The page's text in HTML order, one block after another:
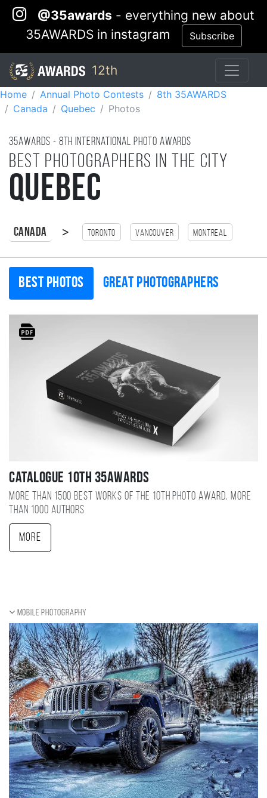
@35awards - everything new about
35AWARDS in instagram
Subscribe
12th
Home Annual Photo Contests
8th 35AWARDS
Canada
Quebec Photos
35AWARDS - 8TH international photo awards
Best photographers in the city
Quebec
Canada > Toronto Vancouver Montreal
Best photos Great photographers
Catalogue 10TH 35AWARDS
More than 1500 best works of the 10TH photo award, more
than 1000 authors
More
Mobile photography